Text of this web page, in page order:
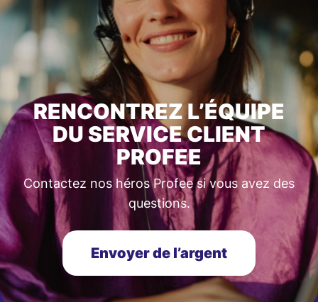
RENCONTREZ L’ÉQUIPE
DU SERVICE CLIENT
PROFEE
Contactez nos héros Profee si vous avez des
questions.
Envoyer de l’argent